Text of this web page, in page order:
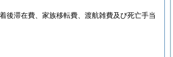
後滞在費、家族移転費、渡航雑費及び死亡手当